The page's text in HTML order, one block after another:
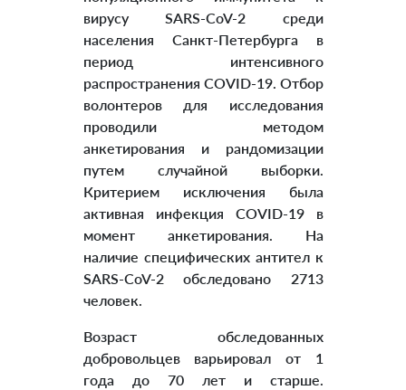
вирусу SARS-CoV-2 среди
населения Санкт-Петербурга в
период интенсивного
распространения COVID-19. Отбор
волонтеров для исследования
проводили методом
анкетирования и рандомизации
путем случайной выборки.
Критерием исключения была
активная инфекция COVID-19 в
момент анкетирования. На
наличие специфических антител к
SARS-CoV-2 обследовано 2713
человек.
Возраст обследованных
добровольцев варьировал от 1
года до 70 лет и старше.